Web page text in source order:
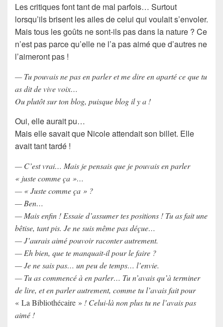
Les critiques font tant de mal parfois… Surtout
lorsqu’ils brisent les ailes de celui qui voulait s’envoler.
Mais tous les goûts ne sont-ils pas dans la nature ? Ce
n’est pas parce qu’elle ne l’a pas aimé que d’autres ne
l’aimeront pas !
— Tu pouvais ne pas en parler et me dire en aparté ce que tu
as dit de vive voix…
Ou plutôt sur ton blog, puisque blog il y a !
Oui, elle aurait pu…
Mais elle savait que Nicole attendait son billet. Elle
avait tant tardé !
— C’est vrai… Mais je pensais que je pouvais en parler
« juste comme ça »…
— « Juste comme ça » ?
— Ben…
— Mais enfin ! Essaie d’assumer tes positions ! Tu as fait une
bêtise, tant pis. Je ne suis même pas déçue…
— J’aurais aimé pouvoir raconter autrement.
— Eh bien, que te manquait-il pour le faire ?
— Je ne sais pas… un peu de temps… l’envie.
— Tu as commencé à en parler… Tu n’avais qu’à terminer
de lire, et en parler autrement, comme tu l’avais fait pour
« La Bibliothécaire » ! Celui-là non plus tu ne l’avais pas
aimé !